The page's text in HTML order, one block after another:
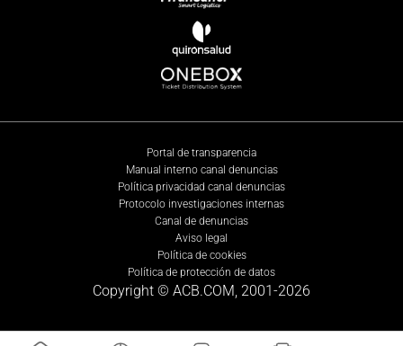
Portal de transparencia
Manual interno canal denuncias
Política privacidad canal denuncias
Protocolo investigaciones internas
Canal de denuncias
Aviso legal
Política de cookies
Política de protección de datos
Copyright © ACB.COM, 2001-2026